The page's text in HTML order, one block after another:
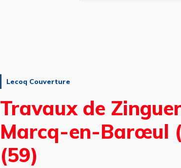
Lecoq Couverture
Travaux de
Marcq-en-Barœul
(59)